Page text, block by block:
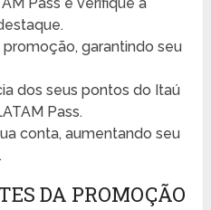
Pass e verifique a
promoção, garantindo seu
dos seus pontos do Itaú
Pass.
conta, aumentando seu
DA PROMOÇÃO